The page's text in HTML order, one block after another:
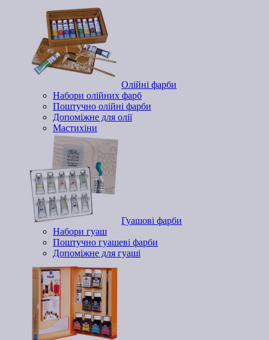
Олійні фарби
Набори олійних фарб
Поштучно олійні фарби
Допоміжне для олії
Мастихіни
Гуашові фарби
Набори гуаш
Поштучно гуашеві фарби
Допоміжне для гуаші